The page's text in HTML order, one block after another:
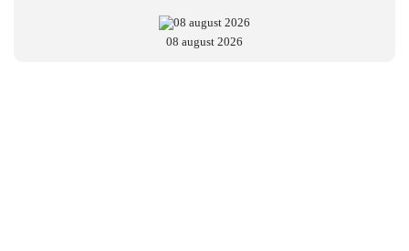
08 august 2026